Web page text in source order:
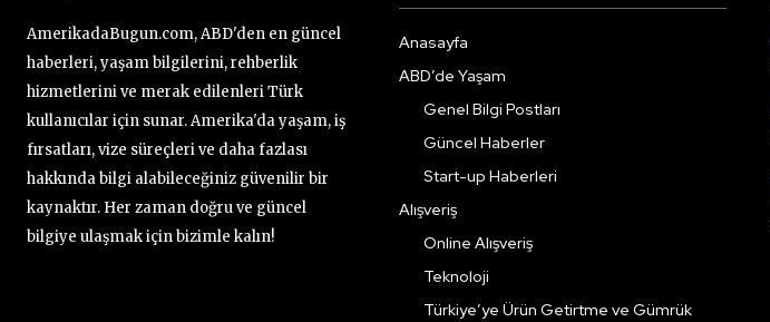
AmerikadaBugun.com, ABD'den en güncel
haberleri, yaşam bilgilerini, rehberlik
hizmetlerini ve merak edilenleri Türk
kullanıcılar için sunar. Amerika'da yaşam, iş
fırsatları, vize süreçleri ve daha fazlası
hakkında bilgi alabileceğiniz güvenilir bir
kaynaktır. Her zaman doğru ve güncel
bilgiye ulaşmak için bizimle kalın!
Anasayfa
ABD’de Yaşam
Genel Bilgi Postları
Güncel Haberler
Start-up Haberleri
Alışveriş
Online Alışveriş
Teknoloji
Türkiye’ye Ürün Getirtme ve Gümrük